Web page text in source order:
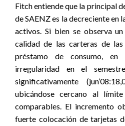
Fitch entiende que la principal
de SAENZ es la decreciente en
activos. Si bien se observa
calidad de las carteras de
préstamo de consumo,
irregularidad en el
significativamente
ubicándose cercano al
comparables. El incremento
fuerte colocación de tarjetas